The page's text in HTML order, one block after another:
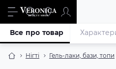
Нігті Гель-лаки, бази, топи
Все про товар